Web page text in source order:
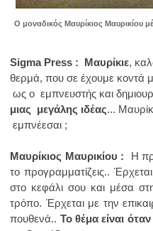
O μοναδικός Μαυρίκιος Μαυρικίου
Sigma Press : Μαυρίκιε,
θερμά, που σε έχουμε κοντά
ως οεμπνευστής και
μιας μεγάλης ιδέας...
εμπνέεσαι ;
Μαυρίκιος Μαυρικίου : Η
το προγραμματίζεις..
στο κεφάλι σου και μέσα
τρόπο. Έρχεται με την
πουθενά.. Το θέμα είναι